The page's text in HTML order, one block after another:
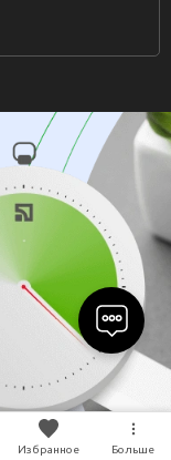
Избранное Больше